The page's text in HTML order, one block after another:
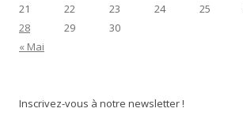
21
22 23 24 25
28
29
30
« Mai
Inscrivez-vous à notre newsletter !